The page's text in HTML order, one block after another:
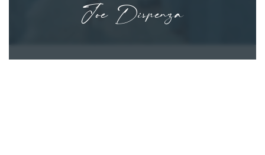
Joe Dispenza